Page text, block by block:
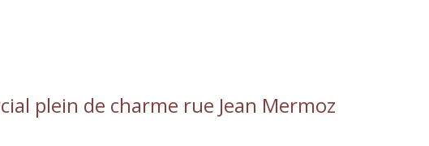
plein de charme rue Jean Mermoz